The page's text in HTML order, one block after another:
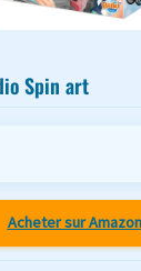
Spin art
Acheter sur Amazon